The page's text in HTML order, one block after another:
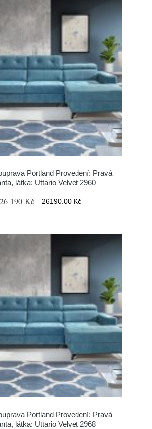
Portland Provedení: Pravá
látka: Uttario Velvet 2960
26 190 Kč 26190.00 Kč
Portland Provedení: Pravá
látka: Uttario Velvet 2968